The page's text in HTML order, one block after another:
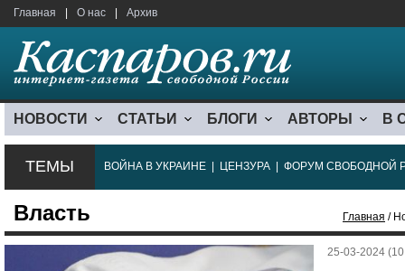
Главная О нас Архив
НОВОСТИ СТАТЬИ БЛОГИ АВТОРЫ В
ТЕМЫ ВОЙНА В УКРАИНЕ ЦЕНЗУРА ФОРУМ СВОБОДНОЙ
Власть Главная /
25-03-2024